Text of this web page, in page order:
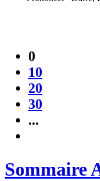
0
10
20
30
...
Sommaire